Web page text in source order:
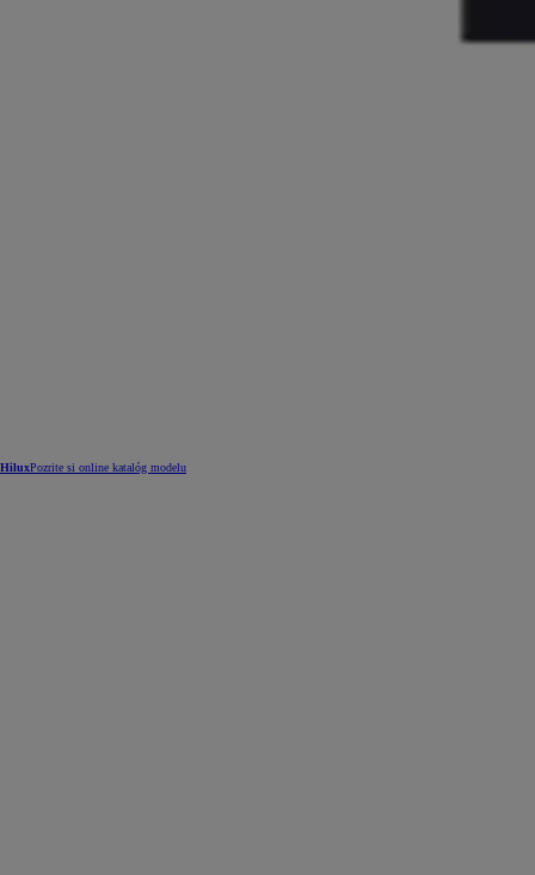
HiluxPozrite si online katalóg modelu